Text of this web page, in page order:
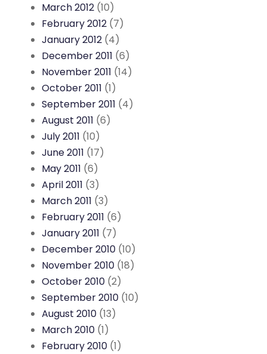
March 2012 (10)
February 2012 (7)
January 2012 (4)
December 2011 (6)
November 2011 (14)
October 2011 (1)
September 2011 (4)
August 2011 (6)
July 2011 (10)
June 2011 (17)
May 2011 (6)
April 2011 (3)
March 2011 (3)
February 2011 (6)
January 2011 (7)
December 2010 (10)
November 2010 (18)
October 2010 (2)
September 2010 (10)
August 2010 (13)
March 2010 (1)
February 2010 (1)